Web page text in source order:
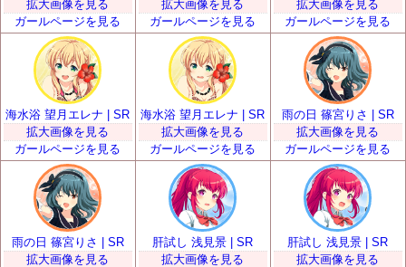
拡大画像を見る
ガールページを見る
拡大画像を見る
ガールページを見る
拡大画像を見る
ガールページを見る
海水浴 望月エレナ | SR
拡大画像を見る
ガールページを見る
海水浴 望月エレナ | SR
拡大画像を見る
ガールページを見る
雨の日 篠宮りさ | SR
拡大画像を見る
ガールページを見る
雨の日 篠宮りさ | SR
拡大画像を見る
肝試し 浅見景 | SR
拡大画像を見る
肝試し 浅見景 | SR
拡大画像を見る